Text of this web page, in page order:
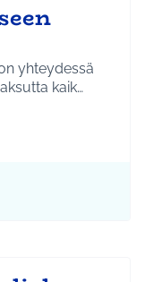
yhteydessä
kaik…
Liikunta ja